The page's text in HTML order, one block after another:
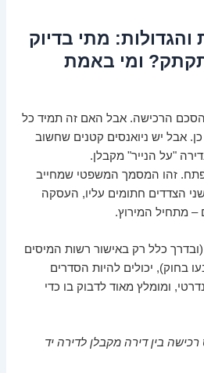
והגדולות: מתי בדיוק
ומי באמת
חתימת הסכם הרכישה. אבל האם זה תמיד כל
אבל יש ניואנסים קטנים שחשוב
"על הנייר" מקבלן.
זהו המסמך המשפטי שמחייב
הצדדים חתומים עליו, העסקה
מתחיל המירוץ.
כלל רק באישור רשות המיסים
בחוק), יכולים להיות הסדרים
ומומלץ מאוד לדבוק בו כדי
בין דירה מקבלן לדירה יד